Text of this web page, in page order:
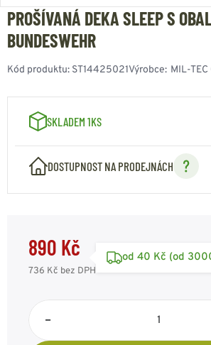
PROŠÍVANÁ DEKA SLEEP S
BUNDESWEHR
Kód produktu: ST14425021Výrobce: MIL-
SKLADEM 1KS
DOSTUPNOST NA PRODEJNÁCH
890 Kč
736 Kč bez DPH
od 40 Kč (od
–